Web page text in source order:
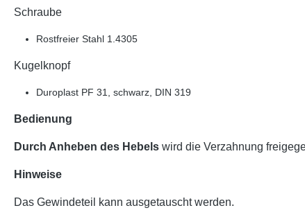
Schraube
Rostfreier Stahl 1.4305
Kugelknopf
Duroplast PF 31, schwarz, DIN 319
Bedienung
Durch Anheben des Hebels wird die Verzahnung
Hinweise
Das Gewindeteil kann ausgetauscht werden.